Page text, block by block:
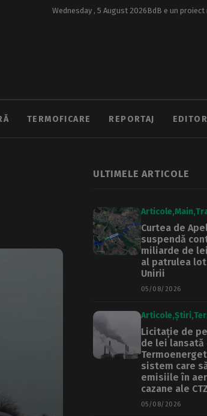
Wednesday , 5 August 2026BdB e un proiect
TERMOFICARE REPORTAJ
ULTIMELE ARTICOLE
Articole Main
Curtea de
suspendă
miliarde de
al patrulea
Unirii
05/08/2026
Articole Știri
Licitație de
de lei lansată
sistem care
emisiile în
cazane ale
05/08/2026